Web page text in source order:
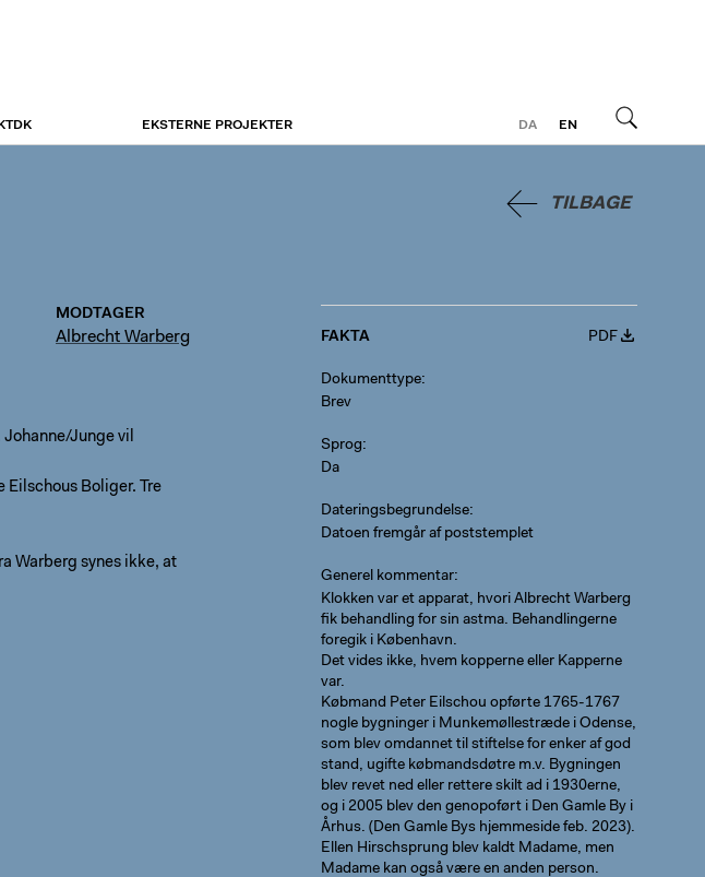
DA
EN
EKSTERNE PROJEKTER
TILBAGE
MODTAGER
Albrecht Warberg
Junge vil
Eilschous Boliger. Tre
Warberg synes ikke, at
FAKTA PDF
Dokumenttype
Brev
Sprog
Da
Dateringsbegrundelse
Datoen fremgår af poststemplet
Generel kommentar
Klokken var et apparat, hvori Albrecht Warberg
fik behandling for sin astma. Behandlingerne
foregik i København.
Det vides ikke, hvem kopperne eller Kapperne
var.
Købmand Peter Eilschou opførte 1765-1767
nogle bygninger i Munkemøllestræde i Odense,
som blev omdannet til stiftelse for enker af god
stand, ugifte købmandsdøtre m.v. Bygningen
blev revet ned eller rettere skilt ad i 1930erne,
og i 2005 blev den genopoført i Den Gamle By i
Århus. (Den Gamle Bys hjemmeside feb. 2023).
Ellen Hirschsprung blev kaldt Madame, men
Madame kan også være en anden person.